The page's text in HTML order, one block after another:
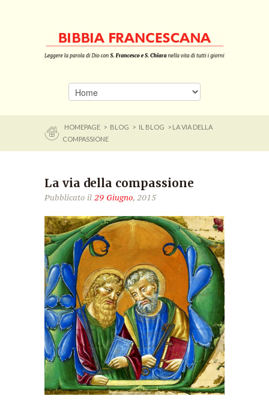
HOMEPAGE > BLOG > IL BLOG
> LA VIA DELLA
COMPASSIONE
La via della compassione
Pubblicato il 29 Giugno, 2015